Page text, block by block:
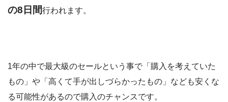
の8日間行われます。
1年の中で最大級のセールという事で「購入を考えていた
もの」や「高くて手が出しづらかったもの」なども安くな
る可能性があるので購入のチャンスです。